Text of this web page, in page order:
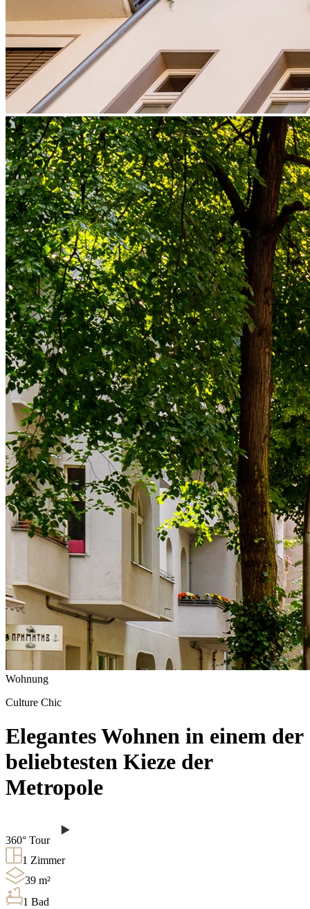
Wohnung
Culture Chic
Elegantes Wohnen in einem der
beliebtesten Kieze der
Metropole
360° Tour
1 Zimmer
39 m²
1 Bad